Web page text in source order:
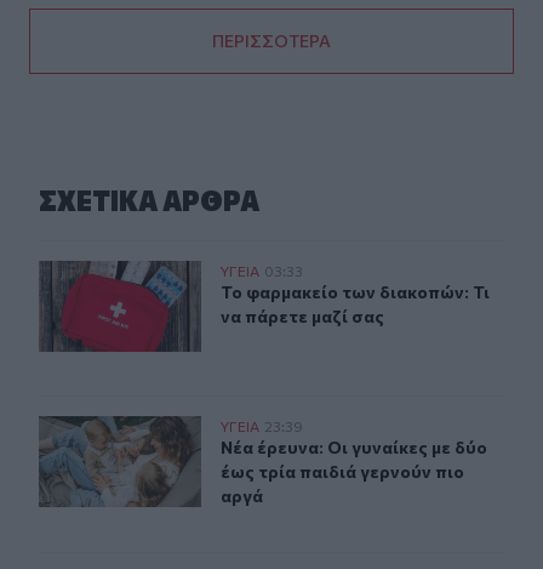
ΠΕΡΙΣΣΟΤΕΡΑ
ΣΧΕΤΙΚA AΡΘΡΑ
Το φαρμακείο των διακοπών: Τι να πάρετε μαζί σας
ΥΓΕΙΑ 03:33
Το φαρμακείο των διακοπών: Τι να
Το φαρμακείο των διακοπών: Τι
να πάρετε μαζί σας
Νέα έρευνα: Οι γυναίκες με δύο έως τρία παιδιά
ΥΓΕΙΑ 23:39
Νέα έρευνα: Οι γυναίκες με δύο
Νέα έρευνα: Οι γυναίκες με δύο
έως τρία παιδιά γερνούν πιο
αργά